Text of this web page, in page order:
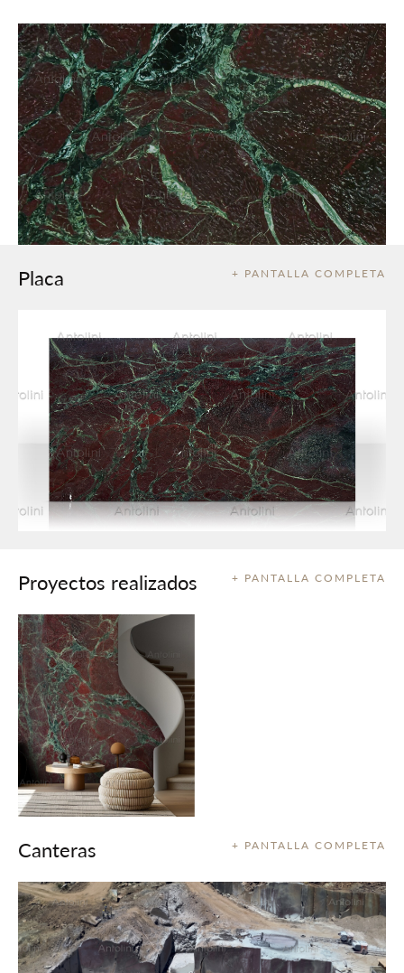
+ PANTALLA COMPLETA
Placa
+ PANTALLA COMPLETA
Proyectos realizados
+ PANTALLA COMPLETA
Canteras